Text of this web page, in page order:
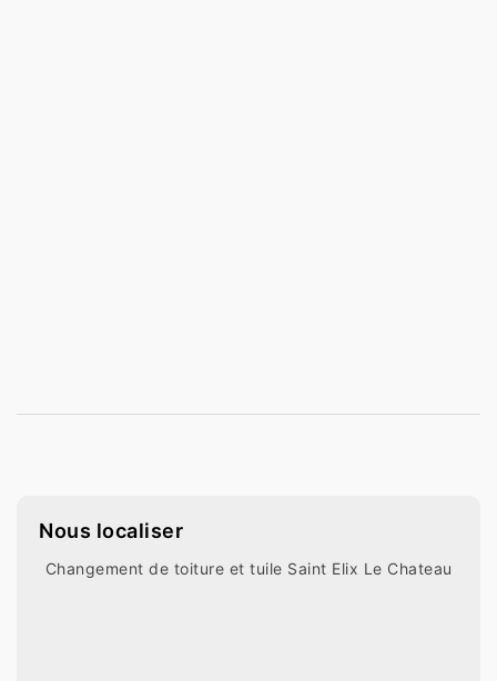
Nous localiser
Changement de toiture et tuile Saint Elix Le Chateau